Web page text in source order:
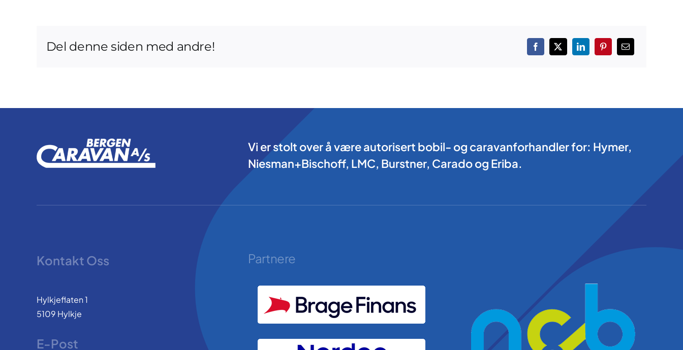
Del denne siden med andre!
Vi er stolt over å være autorisert bobil- og caravanforhandler for: Hymer,
Niesman+Bischoff, LMC, Burstner, Carado og Eriba.
Kontakt Oss
Hylkjeflaten 1
5109 Hylkje
E-Post
Partnere